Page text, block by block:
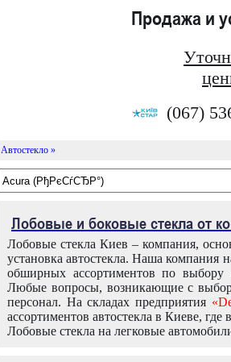
Продажа и
(067)
Автостекло »
Лобовые и боковые стекла от
Лобовые стекла Киев – компания,
установка автостекла. Наша компания
обширных ассортиментов по выбору
Любые вопросы, возникающие с
персонал. На складах предприятия
ассортиментов автостекла в Киеве,
Лобовые стекла на легковые